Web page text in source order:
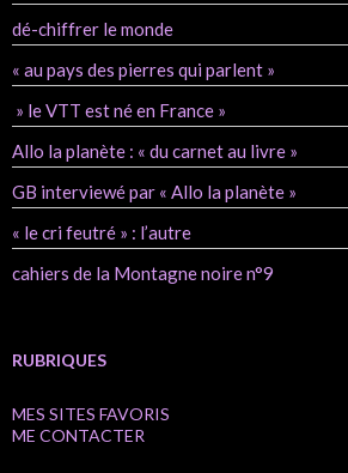
dé-chiffrer le monde
« au pays des pierres qui parlent »
» le VTT est né en France »
Allo la planète : « du carnet au livre »
GB interviewé par « Allo la planète »
« le cri feutré » : l’autre
cahiers de la Montagne noire n°9
RUBRIQUES
MES SITES FAVORIS
ME CONTACTER